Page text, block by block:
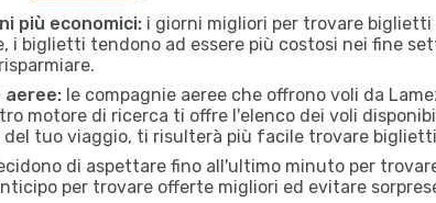
più economici: i giorni migliori per trovare biglietti
i biglietti tendono ad essere più costosi nei fine
aeree: le compagnie aeree che offrono voli da
motore di ricerca ti offre l'elenco dei voli
del tuo viaggio, ti risulterà più facile trovare
di aspettare fino all'ultimo minuto per
per trovare offerte migliori ed evitare